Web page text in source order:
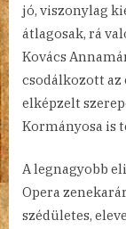
jó, viszonylag
átlagosak, rá
Kovács
csodálkozott az
elképzelt
Kormányosa is
A legnagyobb
Opera
szédületes,